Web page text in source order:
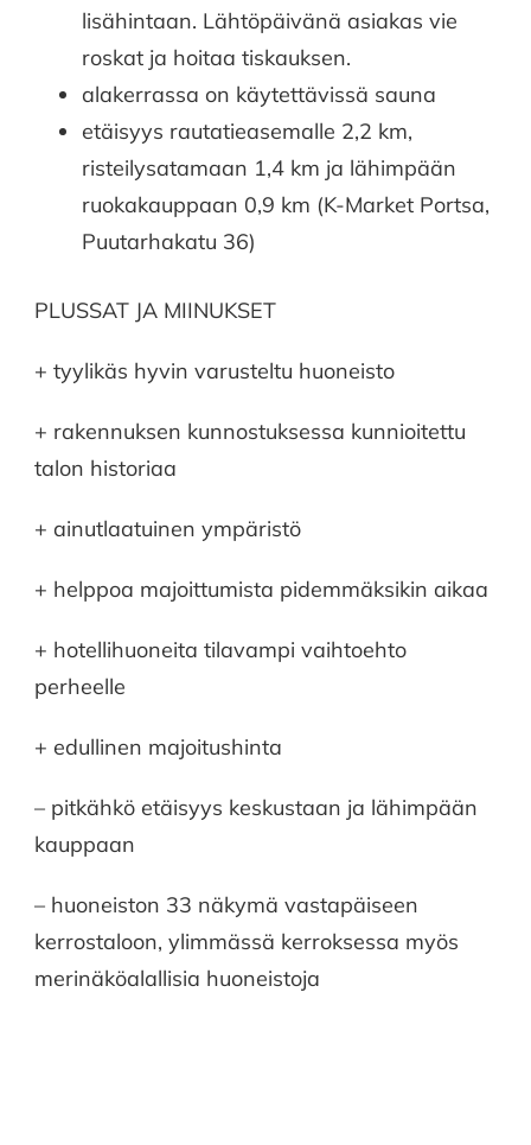
lisähintaan. Lähtöpäivänä asiakas vie
roskat ja hoitaa tiskauksen.
alakerrassa on käytettävissä sauna
etäisyys rautatieasemalle 2,2 km,
risteilysatamaan 1,4 km ja lähimpään
ruokakauppaan 0,9 km (K-Market Portsa,
Puutarhakatu 36)
PLUSSAT JA MIINUKSET
+ tyylikäs hyvin varusteltu huoneisto
+ rakennuksen kunnostuksessa kunnioitettu
talon historiaa
+ ainutlaatuinen ympäristö
+ helppoa majoittumista pidemmäksikin aikaa
+ hotellihuoneita tilavampi vaihtoehto
perheelle
+ edullinen majoitushinta
– pitkähkö etäisyys keskustaan ja lähimpään
kauppaan
– huoneiston 33 näkymä vastapäiseen
kerrostaloon, ylimmässä kerroksessa myös
merinäköalallisia huoneistoja